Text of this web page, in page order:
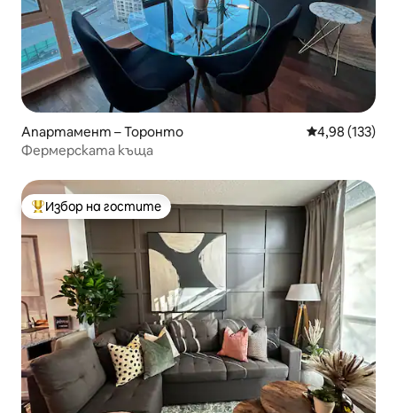
Апартамент – Торонто Средна
4,98 (133)
Фермерската къща
Най-популярен избор на гостите
Избор на гостите